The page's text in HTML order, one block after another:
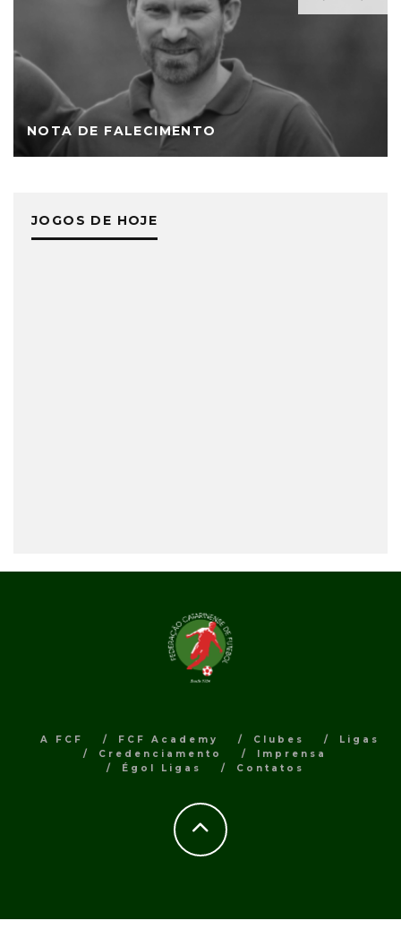
NOTA DE FALECIMENTO
JOGOS DE HOJE
A FCF FCF Academy Clubes
Ligas
Credenciamento
Imprensa
Égol Ligas
Contatos